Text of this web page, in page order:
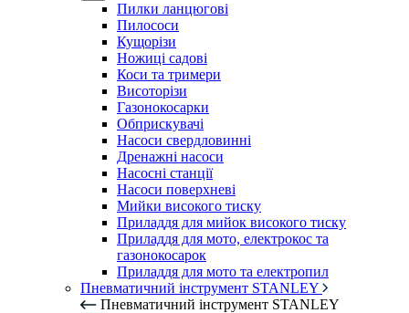
Пилки ланцюгові
Пилососи
Кущорізи
Ножиці садові
Коси та тримери
Висоторізи
Газонокосарки
Обприскувачі
Насоси свердловинні
Дренажні насоси
Насосні станції
Насоси поверхневі
Мийки високого тиску
Приладдя для мийок високого тиску
Приладдя для мото, електрокос та
газонокосарок
Приладдя для мото та електропил
Пневматичний інструмент STANLEY
Пневматичний інструмент STANLEY